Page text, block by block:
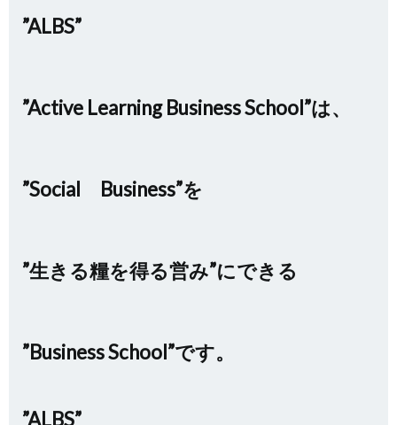
”ALBS”
”Active Learning Business School”は、
”Social Business”を
”生きる糧を得る営み”にできる
”Business School”です。
”ALBS”